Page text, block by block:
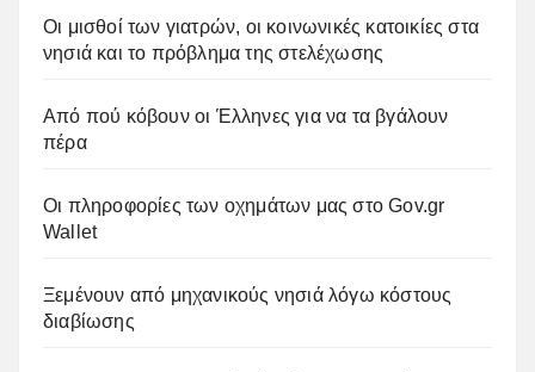
Οι μισθοί των γιατρών, οι κοινωνικές κατοικίες στα
νησιά και το πρόβλημα της στελέχωσης
Από πού κόβουν οι Έλληνες για να τα βγάλουν
πέρα
Οι πληροφορίες των οχημάτων μας στο Gov.gr
Wallet
Ξεμένουν από μηχανικούς νησιά λόγω κόστους
διαβίωσης